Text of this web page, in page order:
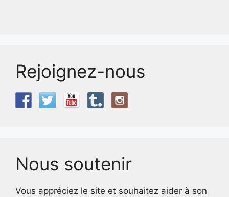
Rejoignez-nous
Nous soutenir
Vous appréciez le site et souhaitez aider à son